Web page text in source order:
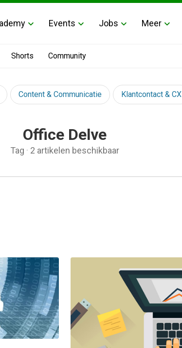
Events Jobs Meer
Shorts Community
Content & Communicatie Klantcontact & CX
Office Delve
Tag · 2 artikelen beschikbaar